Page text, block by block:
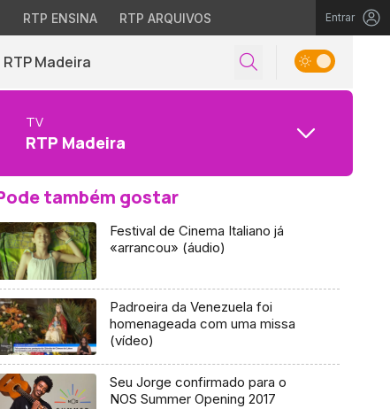
RTP ENSINA RTP ARQUIVOS Entrar
RTP Madeira
TV
RTP Madeira
também gostar
Festival de Cinema Italiano já
«arrancou» (áudio)
Padroeira da Venezuela foi
homenageada com uma missa
(vídeo)
Seu Jorge confirmado para o
NOS Summer Opening 2017